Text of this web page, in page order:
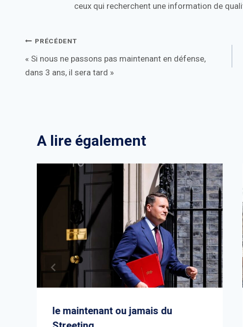
ceux qui recherchent une information de
Navigation
de
PRÉCÉDENT
« Si nous ne passons pas maintenant en défense,
dans 3 ans, il sera tard »
A lire également
le maintenant ou jamais du